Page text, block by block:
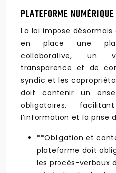
PLATEFORME
La loi impose
en place une
collaborative, un
transparence et de
syndic et les
doit contenir un
obligatoires,
l’information et la prise
**Obligation et
plateforme doit
les procès-verbaux